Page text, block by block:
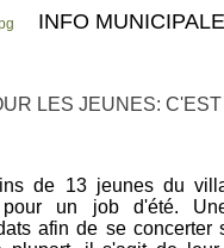
INFO MUNICIPALE
LES JEUNES: C'EST
de 13 jeunes du
un job d'été.
afin de se concerter